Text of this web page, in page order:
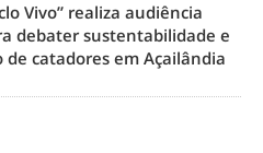
Vivo” realiza audiência
debater sustentabilidade e
de catadores em Açailândia